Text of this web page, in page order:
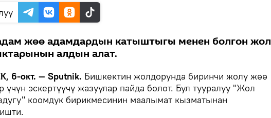
жөө адамдардын катыштыгы менен болгон жол
алдын алат.
6-окт. — Sputnik. Бишкектин жолдорунда биринчи жолу жөө
үчүн эскертүүчү жазуулар пайда болот. Бул тууралуу "Жол
коомдук бирикмесинин маалымат кызматынан